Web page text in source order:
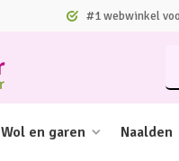
#1 webwinkel
Wol en garen Naalden